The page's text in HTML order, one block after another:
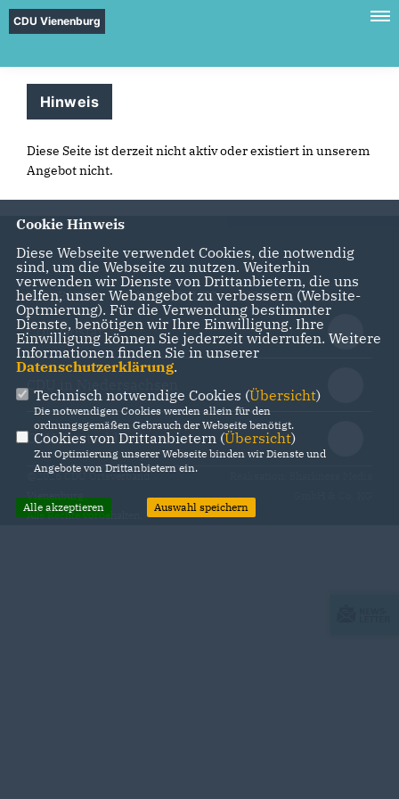
CDU Vienenburg
Hinweis
Diese Seite ist derzeit nicht aktiv oder existiert in unserem
Angebot nicht.
IMPRESSUM DATENSCHUTZ KONTAKT
CDU Goslar
CDU in Niedersachsen
CDU Deutschlands
@2026 CDU Ortsverband
Vienenburg
Alle Rechte vorbehalten.
Cookie Hinweis
Diese Webseite verwendet Cookies, die notwendig
sind, um die Webseite zu nutzen. Weiterhin
verwenden wir Dienste von Drittanbietern, die uns
helfen, unser Webangebot zu verbessern (Website-
Optmierung). Für die Verwendung bestimmter
Dienste, benötigen wir Ihre Einwilligung. Ihre
Einwilligung können Sie jederzeit widerrufen. Weitere
Informationen finden Sie in unserer
Datenschutzerklärung.
Technisch notwendige Cookies (Übersicht)
Die notwendigen Cookies werden allein für den
ordnungsgemäßen Gebrauch der Webseite benötigt.
Cookies von Drittanbietern (Übersicht)
Zur Optimierung unserer Webseite binden wir Dienste und
Angebote von Drittanbietern ein.
Alle akzeptieren Auswahl speichern